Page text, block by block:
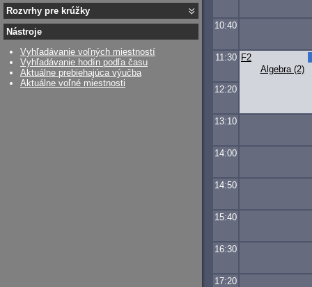
10:40
11:30
Algebra (2)
F2
12:20
13:10
14:00
14:50
15:40
16:30
17:20
Rozvrhy pre krúžky
Nástroje
Vyhľadávanie voľných miestností
Vyhľadávanie hodín podľa času
Aktuálne prebiehajúca výučba
Aktuálne voľné miestnosti